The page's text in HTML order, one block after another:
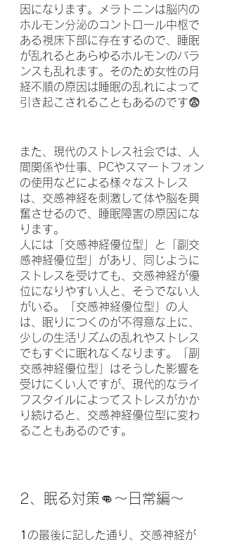
因になります。メラトニンは脳内の
ホルモン分泌のコントロール中枢で
ある視床下部に存在するので、睡眠
が乱れるとあらゆるホルモンのバラ
ンスも乱れます。そのため女性の月
経不順の原因は睡眠の乱れによって
引き起こされることもあるのです😨
また、現代のストレス社会では、人
間関係や仕事、PCやスマートフォン
の使用などによる様々なストレス
は、交感神経を刺激して体や脳を興
奮させるので、睡眠障害の原因にな
ります。
人には「交感神経優位型」と「副交
感神経優位型」があり、同じように
ストレスを受けても、交感神経が優
位になりやすい人と、そうでない人
がいる。「交感神経優位型」の人
は、眠りにつくのが不得意な上に、
少しの生活リズムの乱れやストレス
でもすぐに眠れなくなります。「副
交感神経優位型」はそうした影響を
受けにくい人ですが、現代的なライ
フスタイルによってストレスがかか
り続けると、交感神経優位型に変わ
ることもあるのです。
2、眠る対策👊〜日常編〜
1 の最後に記した通り、交感神経が